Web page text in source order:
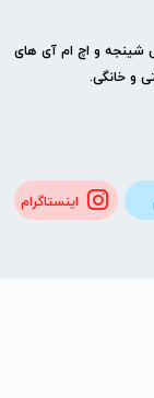
شینجه و اچ ام آی های
و خانگی.
اینستاگرام